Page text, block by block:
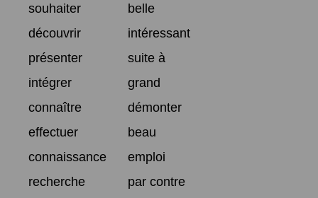
souhaiter
belle
découvrir
intéressant
présenter
suite à
intégrer
grand
connaître
démonter
effectuer
beau
connaissance
emploi
recherche
par contre